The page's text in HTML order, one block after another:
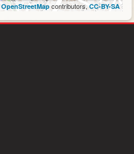
OpenStreetMapcontributors,CC-BY-SA